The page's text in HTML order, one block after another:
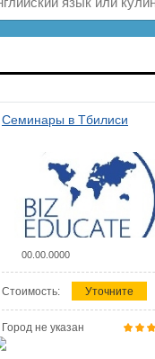
Семинары в Тбилиси
00.00.0000
Стоимость: Уточните
Город не указан